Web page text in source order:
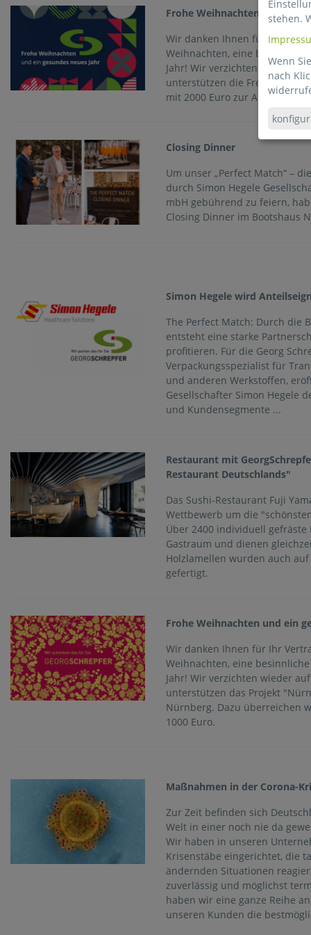
Frohe Weihnachten und ein
Wir danken Ihnen für Ihr
Weihnachten, eine
Jahr! Wir verzichten erneut
unterstützen die Freiwillige
mit 2000 Euro zur
Closing Dinner
Um unser „Perfect Match“ –
durch Simon Hegele
mbH gebührend zu feiern,
Closing Dinner im Bootshaus
Simon Hegele wird
The Perfect Match: Durch die
entsteht eine starke
profitieren. Für die Georg
Verpackungsspezialist für
und anderen Werkstoffen,
Gesellschafter Simon Hegele
und Kundensegmente ...
Restaurant mit
Restaurant Deutschlands"
Das Sushi-Restaurant Fuji
Wettbewerb um die
Über 2400 individuell
Gastraum und dienen
Holzlamellen wurden auch
gefertigt.
Frohe Weihnachten und ein
Wir danken Ihnen für Ihr
Weihnachten, eine
Jahr! Wir verzichten wieder
unterstützen das Projekt
Nürnberg. Dazu überreichen
1000 Euro.
Maßnahmen in der Corona-
Zur Zeit befinden sich
Welt in einer noch nie da
Wir haben in unseren
Krisenstäbe eingerichtet, die
ändernden Situationen
zuverlässig und möglichst
haben wir eine ganze Reihe
unseren Kunden die
stehen.
Wenn
nach